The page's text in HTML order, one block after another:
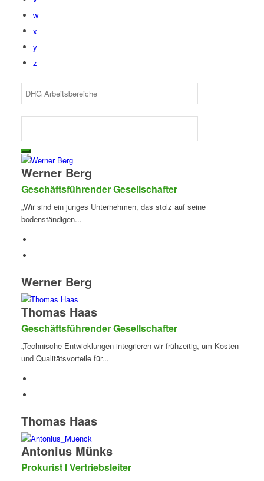
w
x
y
z
Werner Berg
Geschäftsführender Gesellschafter
„Wir sind ein junges Unternehmen, das stolz auf seine
bodenständigen...
Werner Berg
Thomas Haas
Geschäftsführender Gesellschafter
„Technische Entwicklungen integrieren wir frühzeitig, um Kosten
und Qualitätsvorteile für...
Thomas Haas
Antonius Münks
Prokurist I Vertriebsleiter